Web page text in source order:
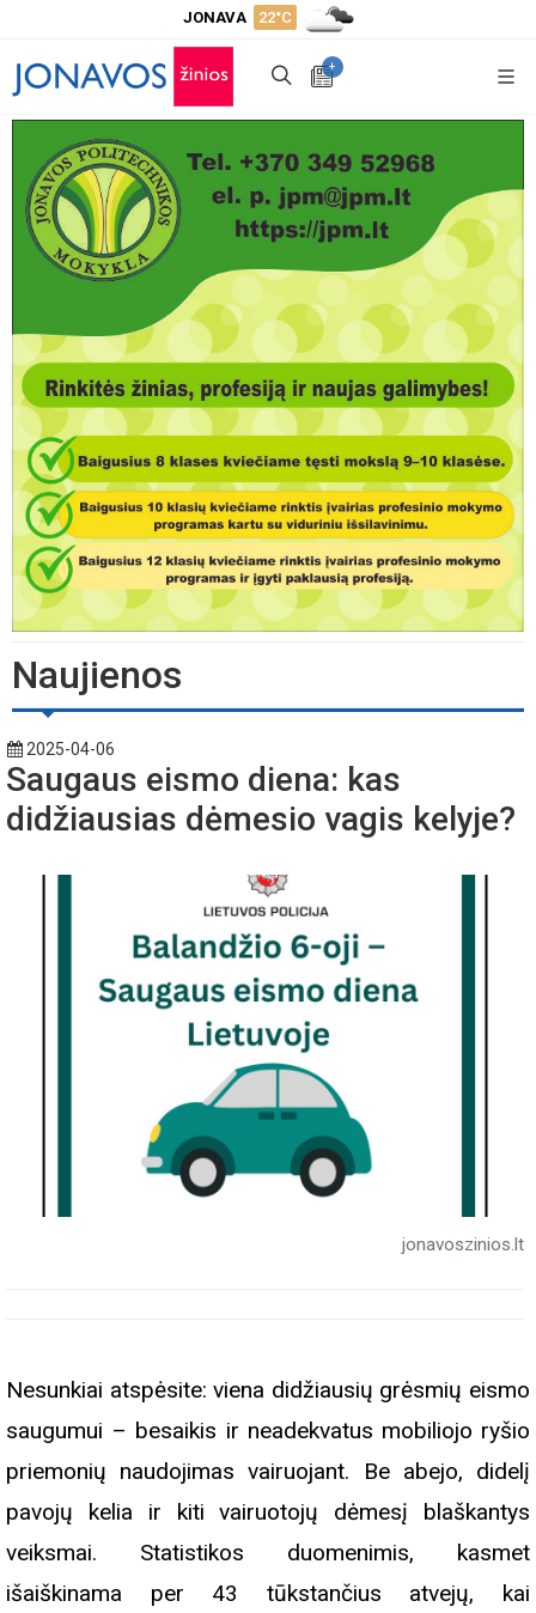
JONAVA 22°C
+
Naujienos
2025-04-06
Saugaus eismo diena: kas
didžiausias dėmesio vagis kelyje?
jonavoszinios.lt
Nesunkiai atspėsite: viena didžiausių grėsmių eismo
saugumui – besaikis ir neadekvatus mobiliojo ryšio
priemonių naudojimas vairuojant. Be abejo, didelį
pavojų kelia ir kiti vairuotojų dėmesį blaškantys
veiksmai. Statistikos duomenimis, kasmet
išaiškinama per 43 tūkstančius atvejų, kai